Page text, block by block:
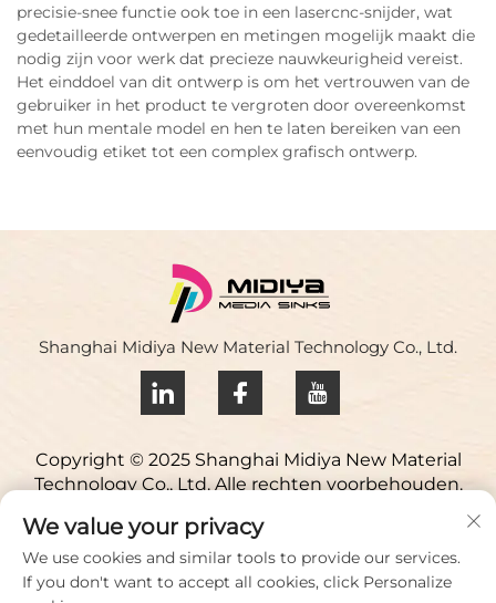
precisie-snee functie ook toe in een lasercnc-snijder, wat
gedetailleerde ontwerpen en metingen mogelijk maakt die
nodig zijn voor werk dat precieze nauwkeurigheid vereist.
Het einddoel van dit ontwerp is om het vertrouwen van de
gebruiker in het product te vergroten door overeenkomst
met hun mentale model en hen te laten bereiken van een
eenvoudig etiket tot een complex grafisch ontwerp.
Shanghai Midiya New Material Technology Co., Ltd.
Copyright © 2025 Shanghai Midiya New Material
Technology Co., Ltd. Alle rechten voorbehouden.
Privacybeleid
Neem contact op
We value your privacy
We use cookies and similar tools to provide our services.
If you don't want to accept all cookies, click Personalize